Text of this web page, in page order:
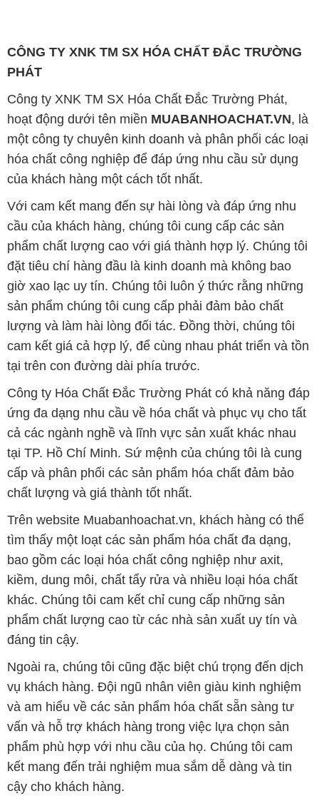
một công ty chuyên kinh doanh và phân phối các loại
hóa chất công nghiệp để đáp ứng nhu cầu sử dụng
của khách hàng một cách tốt nhất.
Với cam kết mang đến sự hài lòng và đáp ứng nhu
cầu của khách hàng, chúng tôi cung cấp các sản
phẩm chất lượng cao với giá thành hợp lý. Chúng tôi
đặt tiêu chí hàng đầu là kinh doanh mà không bao
giờ xao lạc uy tín. Chúng tôi luôn ý thức rằng những
sản phẩm chúng tôi cung cấp phải đảm bảo chất
lượng và làm hài lòng đối tác. Đồng thời, chúng tôi
cam kết giá cả hợp lý, để cùng nhau phát triển và tồn
tại trên con đường dài phía trước.
Công ty Hóa Chất Đắc Trường Phát có khả năng đáp
ứng đa dạng nhu cầu về hóa chất và phục vụ cho tất
cả các ngành nghề và lĩnh vực sản xuất khác nhau
tại TP. Hồ Chí Minh. Sứ mệnh của chúng tôi là cung
cấp và phân phối các sản phẩm hóa chất đảm bảo
chất lượng và giá thành tốt nhất.
Trên website Muabanhoachat.vn, khách hàng có thể
tìm thấy một loạt các sản phẩm hóa chất đa dạng,
bao gồm các loại hóa chất công nghiệp như axit,
kiềm, dung môi, chất tẩy rửa và nhiều loại hóa chất
khác. Chúng tôi cam kết chỉ cung cấp những sản
phẩm chất lượng cao từ các nhà sản xuất uy tín và
đáng tin cậy.
Ngoài ra, chúng tôi cũng đặc biệt chú trọng đến dịch
vụ khách hàng. Đội ngũ nhân viên giàu kinh nghiệm
và am hiểu về các sản phẩm hóa chất sẵn sàng tư
vấn và hỗ trợ khách hàng trong việc lựa chọn sản
phẩm phù hợp với nhu cầu của họ. Chúng tôi cam
kết mang đến trải nghiệm mua sắm dễ dàng và tin
cậy cho khách hàng.
Bản quyền © 2016 muabanhoachat.vn
CÔNG TY XNK TM SX HÓA CHẤT ĐẮC TRƯỜNG PHÁT